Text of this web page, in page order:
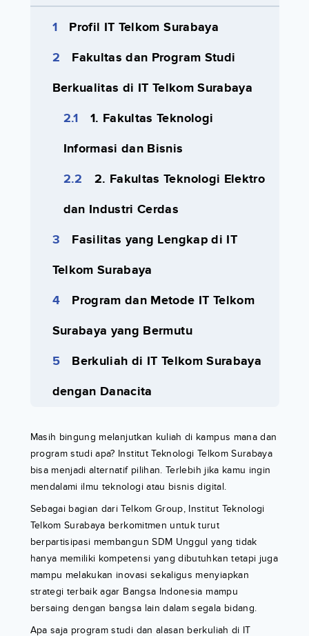
Profil IT Telkom Surabaya
Fakultas dan Program Studi
Berkualitas di IT Telkom Surabaya
1. Fakultas Teknologi
Informasi dan Bisnis
2. Fakultas Teknologi Elektro
dan Industri Cerdas
Fasilitas yang Lengkap di IT
Telkom Surabaya
Program dan Metode IT Telkom
Surabaya yang Bermutu
Berkuliah di IT Telkom Surabaya
dengan Danacita
Masih bingung melanjutkan kuliah di kampus mana dan
program studi apa? Institut Teknologi Telkom Surabaya
bisa menjadi alternatif pilihan. Terlebih jika kamu ingin
mendalami ilmu teknologi atau bisnis digital.
Sebagai bagian dari Telkom Group, Institut Teknologi
Telkom Surabaya berkomitmen untuk turut
berpartisipasi membangun SDM Unggul yang tidak
hanya memiliki kompetensi yang dibutuhkan tetapi juga
mampu melakukan inovasi sekaligus menyiapkan
strategi terbaik agar Bangsa Indonesia mampu
bersaing dengan bangsa lain dalam segala bidang.
Apa saja program studi dan alasan berkuliah di IT